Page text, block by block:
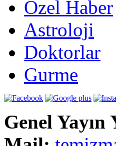
Özel Haber
Astroloji
Doktorlar
Gurme
Genel Yayın